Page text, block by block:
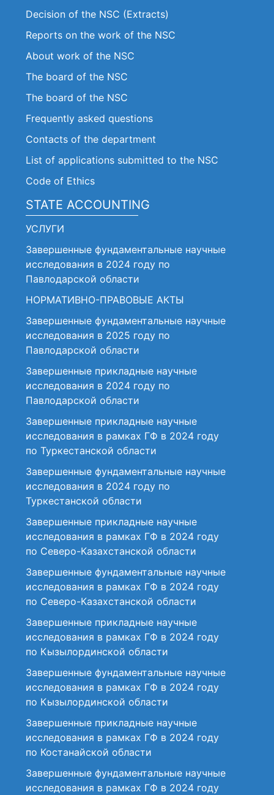
Decision of the NSC (Extracts)
Reports on the work of the NSC
About work of the NSC
The board of the NSC
The board of the NSC
Frequently asked questions
Contacts of the department
List of applications submitted to the NSC
Code of Ethics
STATE ACCOUNTING
УСЛУГИ
Завершенные фундаментальные научные
исследования в 2024 году по
Павлодарской области
НОРМАТИВНО-ПРАВОВЫЕ АКТЫ
Завершенные фундаментальные научные
исследования в 2025 году по
Павлодарской области
Завершенные прикладные научные
исследования в 2024 году по
Павлодарской области
Завершенные прикладные научные
исследования в рамках ГФ в 2024 году
по Туркестанской области
Завершенные фундаментальные научные
исследования в 2024 году по
Туркестанской области
Завершенные прикладные научные
исследования в рамках ГФ в 2024 году
по Северо-Казахстанской области
Завершенные фундаментальные научные
исследования в рамках ГФ в 2024 году
по Северо-Казахстанской области
Завершенные прикладные научные
исследования в рамках ГФ в 2024 году
по Кызылординской области
Завершенные фундаментальные научные
исследования в рамках ГФ в 2024 году
по Кызылординской области
Завершенные прикладные научные
исследования в рамках ГФ в 2024 году
по Костанайской области
Завершенные фундаментальные научные
исследования в рамках ГФ в 2024 году